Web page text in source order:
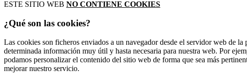
ESTE SITIO WEB NO CONTIENE COOKIES
¿Qué son las cookies?
Las cookies son ficheros enviados a un navegador desde el servidor web de
determinada información muy útil y hasta necesaria para nuestra web. Por
podamos personalizar el contenido del sitio web de forma que sea más
mejorar nuestro servicio.